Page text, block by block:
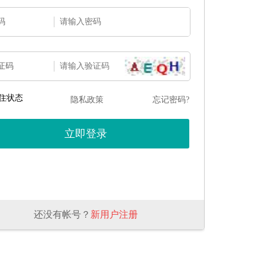
码
状态 隐私政策 忘记密码?
还没有帐号？ 新用户注册